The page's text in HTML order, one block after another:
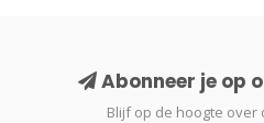
Abonneer je op
Blijf op de hoogte over